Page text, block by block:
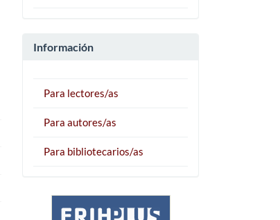
Información
Para lectores/as
Para autores/as
Para bibliotecarios/as